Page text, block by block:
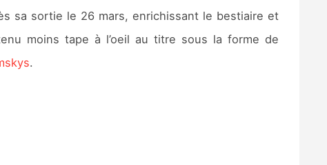
sa sortie le 26 mars, enrichissant le bestiaire et
moins tape à l’oeil au titre sous la forme de
.